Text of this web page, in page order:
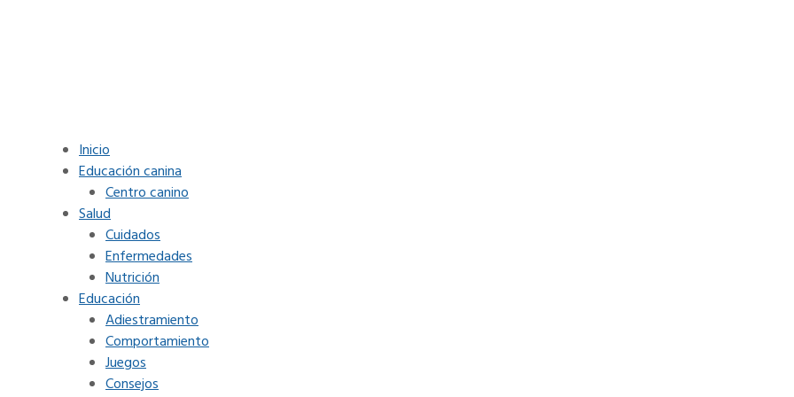
Inicio
Educación canina
Centro canino
Salud
Cuidados
Enfermedades
Nutrición
Educación
Adiestramiento
Comportamiento
Juegos
Consejos